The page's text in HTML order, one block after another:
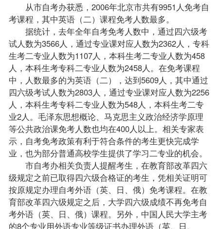
从市自考办获悉，2006年北京市共有9951人免考自
考课程，其中英语（二） 课程免考人数最多。
据统计，去年全年自考免考人数中，通过四六级考
试人数为3566人，通过专业课对应人数为2362人，专科
生考二专业人数为1107人，本科生考二专业人数为458
人，本科生考专科二专业人数为2458人。在免考课程
中，人数最多的为英语（二），达到5609人，其中通过
四六级考试人数为2803人，通过专业课对应人数为2256
人，本科生考专科二专业人数为548人，本科生考二专
业2人。毛泽东思想概论、马克思主义政治经济学原理
等公共政治课免考人数也均在400人以上。相关专家表
示，自考免考政策有利于符合条件的考生更快完成学
业，也为部分普通高校学生提供了学习二专业的机会。
市自考办相关负责人提醒考生，在教育部改革四六
级规定之前已取得四六级合格证的考生，凭相关证明可
按原规定办理自考外语（英、日、俄）免考课程。在教
育部改革四六级规定之后，大学四六级成绩不再免考自
考外语（英、日、俄）课程。另外，中国人民大学主考
的8个专业用外语专业等级证书办理外语（英、日、